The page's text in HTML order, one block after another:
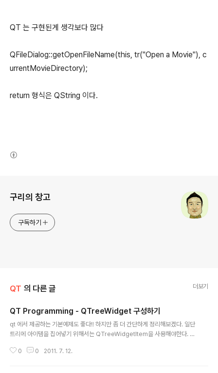
QT 는 구현된게 생각보다 많다
QFileDialog::getOpenFileName(this, tr("Open a Movie"), c
urrentMovieDirectory);
return 형식은 QString 이다.
구리의 창고
구독하기
QT 의 다른 글 더보기
QT Programming - QTreeWidget 구성하기
qt 에서 제공하는 기본예제도 좋다!! 하지만 좀 더 간단하게 정리해보겠다. 일단
트리에 아이템을 집어넣기 위해서는 QTreeWidgetItem을 사용해야한다. 자
WidgetItem ( QTreeWidget * parent, int type = Type ) QTreeWid
0 0 2011. 7. 12.